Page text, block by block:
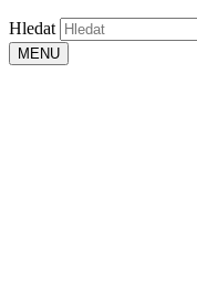
Hledat
MENU